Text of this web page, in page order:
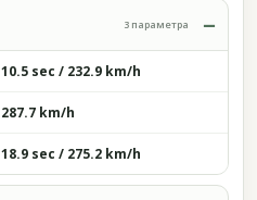
3 параметра
10.5 sec / 232.9 km/h
287.7 km/h
18.9 sec / 275.2 km/h